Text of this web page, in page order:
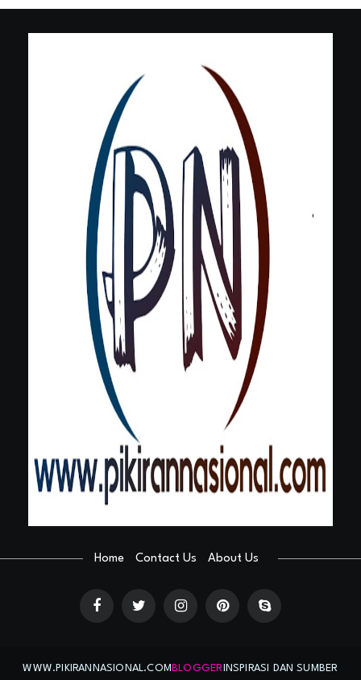
Home Contact Us About Us
WWW.PIKIRANNASIONAL.COM BLOGGER INSPIRASI DAN SUMBER